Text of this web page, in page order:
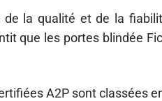
la qualité et de la
que les portes blindée
A2P sont classées